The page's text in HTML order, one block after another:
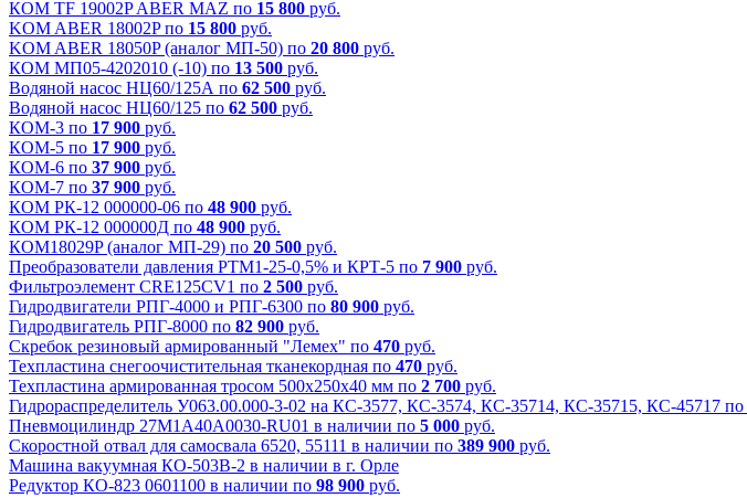
КОМ TF 19002P ABER MAZ по 15 800 руб.
KOM ABER 18002P по 15 800 руб.
KOM ABER 18050P (аналог МП-50) по 20 800 руб.
КОМ МП05-4202010 (-10) по 13 500 руб.
Водяной насос НЦ60/125А по 62 500 руб.
Водяной насос НЦ60/125 по 62 500 руб.
КОМ-3 по 17 900 руб.
КОМ-5 по 17 900 руб.
КОМ-6 по 37 900 руб.
КОМ-7 по 37 900 руб.
КОМ РК-12 000000-06 по 48 900 руб.
КОМ РК-12 000000Д по 48 900 руб.
КОМ18029P (аналог МП-29) по 20 500 руб.
Преобразователи давления РТМ1-25-0,5% и КРТ-5 по 7 900 руб.
Фильтроэлемент CRE125CV1 по 2 500 руб.
Гидродвигатели РПГ-4000 и РПГ-6300 по 80 900 руб.
Гидродвигатель РПГ-8000 по 82 900 руб.
Скребок резиновый армированный "Лемех" по 470 руб.
Техпластина снегоочистительная тканекордная по 470 руб.
Техпластина армированная тросом 500x250x40 мм по 2 700 руб.
Гидрораспределитель У063.00.000-3-02 на КС-3577, КС-3574, КС-35714, КС-35715, КС-45717 по
Пневмоцилиндр 27М1А40А0030-RU01 в наличии по 5 000 руб.
Скоростной отвал для самосвала 6520, 55111 в наличии по 389 900 руб.
Машина вакуумная КО-503В-2 в наличии в г. Орле
Редуктор КО-823 0601100 в наличии по 98 900 руб.